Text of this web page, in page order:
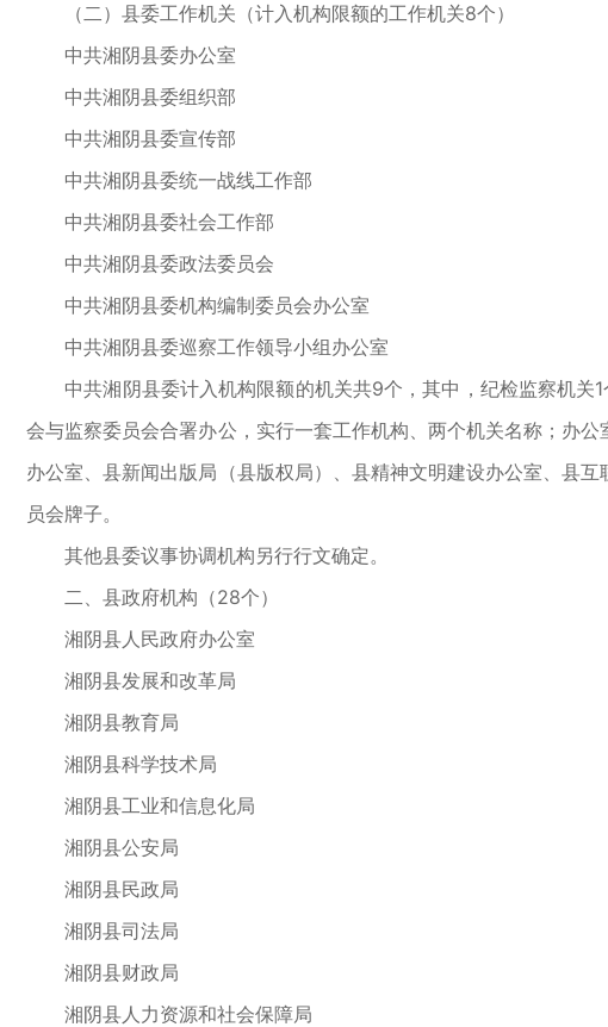
（二）县委工作机关（计入机构限额的工作机关8个）
中共湘阴县委办公室
中共湘阴县委组织部
中共湘阴县委宣传部
中共湘阴县委统一战线工作部
中共湘阴县委社会工作部
中共湘阴县委政法委员会
中共湘阴县委机构编制委员会办公室
中共湘阴县委巡察工作领导小组办公室
中共湘阴县委计入机构限额的机关共9个，其中，纪检监察机关1
会与监察委员会合署办公，实行一套工作机构、两个机关名称；办
办公室、县新闻出版局（县版权局）、县精神文明建设办公室、县
员会牌子。
其他县委议事协调机构另行行文确定。
二、县政府机构（28个）
湘阴县人民政府办公室
湘阴县发展和改革局
湘阴县教育局
湘阴县科学技术局
湘阴县工业和信息化局
湘阴县公安局
湘阴县民政局
湘阴县司法局
湘阴县财政局
湘阴县人力资源和社会保障局